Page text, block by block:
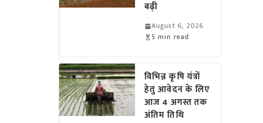
बढ़ी
August 6, 2026
5 min read
विभिन्न कृषि यंत्रों
हेतु आवेदन के लिए
आज 4 अगस्त तक
अंतिम तिथि